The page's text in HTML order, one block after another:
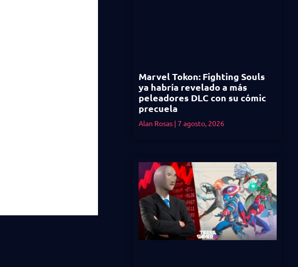
Marvel Tokon: Fighting Souls
ya habría revelado a más
peleadores DLC con su cómic
precuela
Alan Rosas 7 agosto, 2026